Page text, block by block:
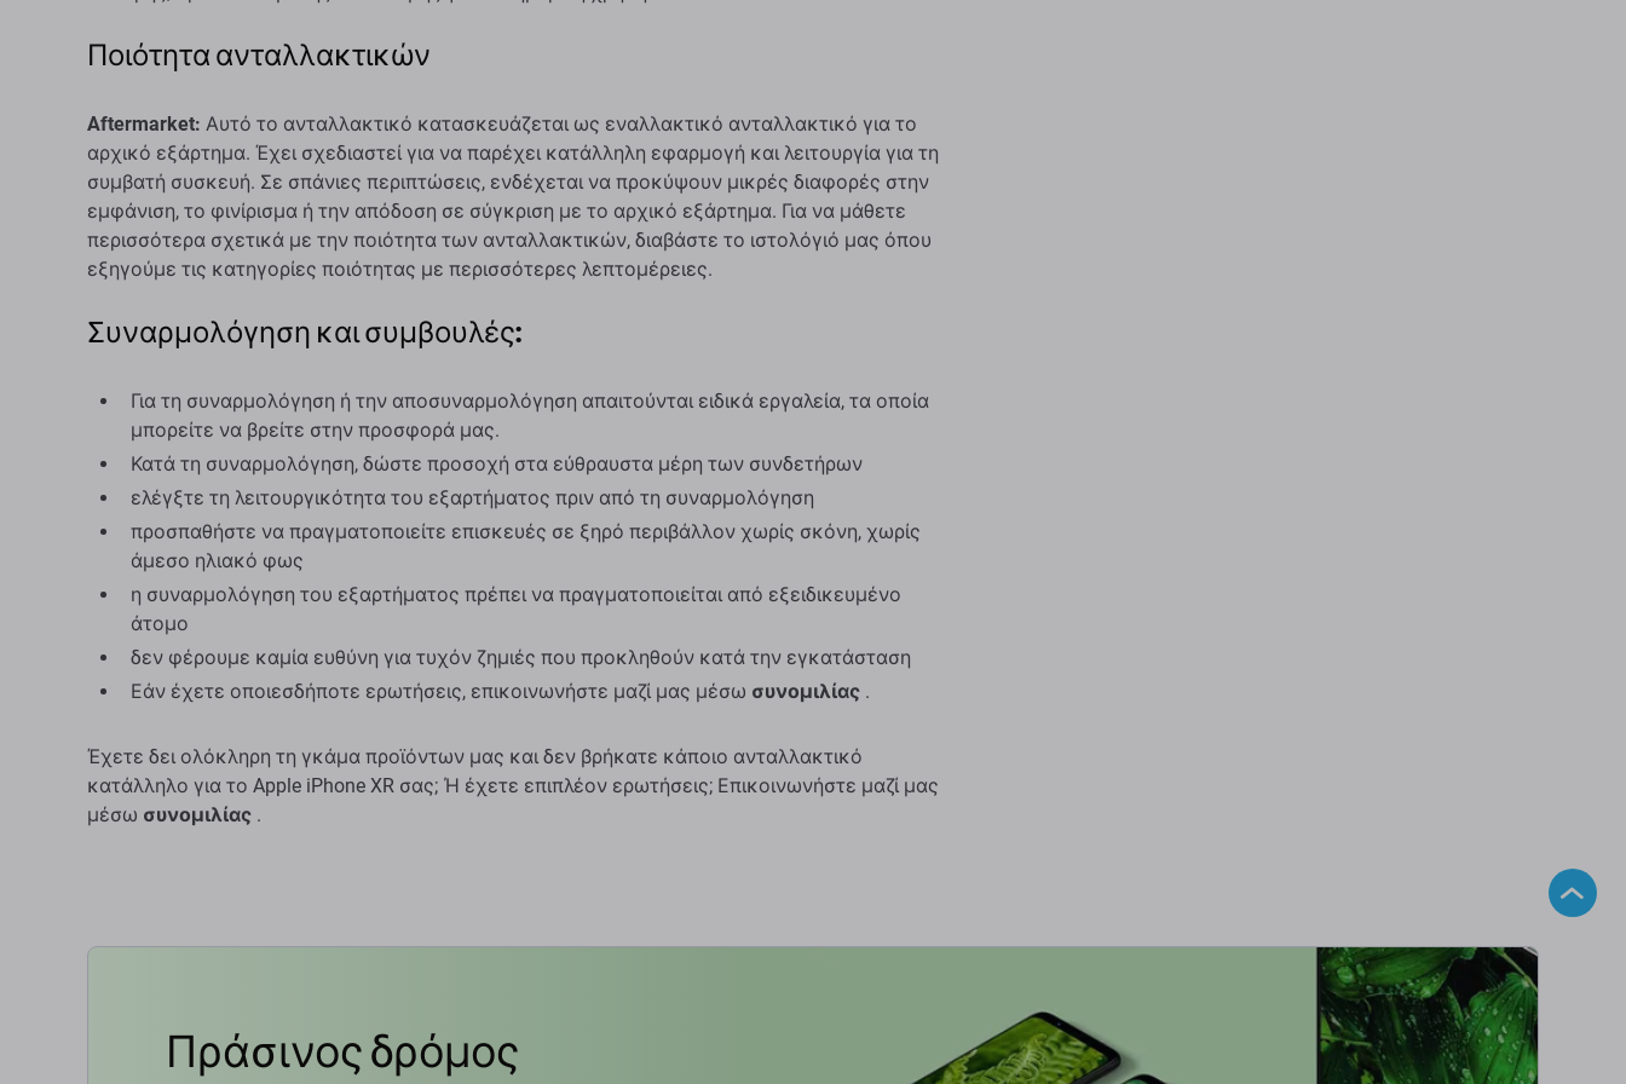
Ποιότητα ανταλλακτικών
Aftermarket: Αυτό το ανταλλακτικό κατασκευάζεται ως εναλλακτικό ανταλλακτικό για το
αρχικό εξάρτημα. Έχει σχεδιαστεί για να παρέχει κατάλληλη εφαρμογή και λειτουργία για τη
συμβατή συσκευή. Σε σπάνιες περιπτώσεις, ενδέχεται να προκύψουν μικρές διαφορές στην
εμφάνιση, το φινίρισμα ή την απόδοση σε σύγκριση με το αρχικό εξάρτημα. Για να μάθετε
περισσότερα σχετικά με την ποιότητα των ανταλλακτικών, διαβάστε το ιστολόγιό μας όπου
εξηγούμε τις κατηγορίες ποιότητας με περισσότερες λεπτομέρειες.
Συναρμολόγηση και συμβουλές:
Για τη συναρμολόγηση ή την αποσυναρμολόγηση απαιτούνται ειδικά εργαλεία, τα οποία
μπορείτε να βρείτε στην προσφορά μας.
Κατά τη συναρμολόγηση, δώστε προσοχή στα εύθραυστα μέρη των συνδετήρων
ελέγξτε τη λειτουργικότητα του εξαρτήματος πριν από τη συναρμολόγηση
προσπαθήστε να πραγματοποιείτε επισκευές σε ξηρό περιβάλλον χωρίς σκόνη, χωρίς
άμεσο ηλιακό φως
η συναρμολόγηση του εξαρτήματος πρέπει να πραγματοποιείται από εξειδικευμένο
άτομο
δεν φέρουμε καμία ευθύνη για τυχόν ζημιές που προκληθούν κατά την εγκατάσταση
Εάν έχετε οποιεσδήποτε ερωτήσεις, επικοινωνήστε μαζί μας μέσω συνομιλίας .
Έχετε δει ολόκληρη τη γκάμα προϊόντων μας και δεν βρήκατε κάποιο ανταλλακτικό
κατάλληλο για το Apple iPhone XR σας; Ή έχετε επιπλέον ερωτήσεις; Επικοινωνήστε μαζί μας
μέσω συνομιλίας .
Πράσινος δρόμος